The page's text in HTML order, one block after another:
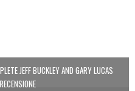
JEFF BUCKLEY AND GARY LUCAS